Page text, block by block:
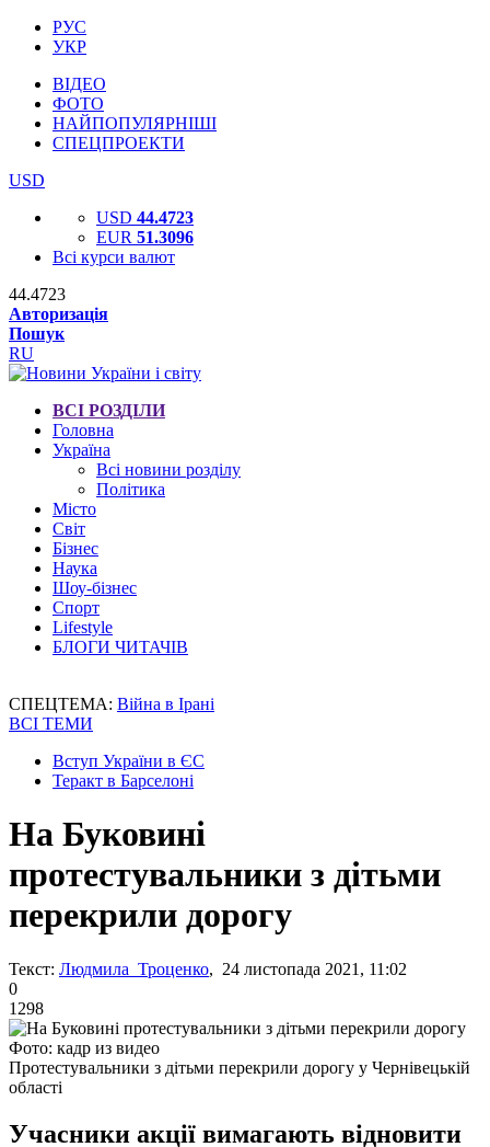
РУС
УКР
ВІДЕО
ФОТО
НАЙПОПУЛЯРНІШІ
СПЕЦПРОЕКТИ
USD
USD 44.4723
EUR 51.3096
Всі курси валют
44.4723
Авторизація
Пошук
RU
ВСІ РОЗДІЛИ
Головна
Україна
Всі новини розділу
Політика
Місто
Світ
Бізнес
Наука
Шоу-бізнес
Спорт
Lifestyle
БЛОГИ ЧИТАЧІВ
СПЕЦТЕМА: Війна в Ірані
ВСІ ТЕМИ
Вступ України в ЄС
Теракт в Барселоні
На Буковині
протестувальники з дітьми
перекрили дорогу
Текст: Людмила Троценко, 24 листопада 2021, 11:02
0
1298
Фото: кадр из видео
Протестувальники з дітьми перекрили дорогу у Чернівецькій
області
Учасники акції вимагають відновити